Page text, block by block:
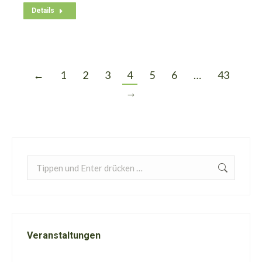
Details
← 1 2 3 4 5 6 …
43
→
Search:
Veranstaltungen